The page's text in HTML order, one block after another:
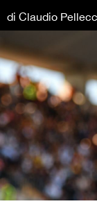
di Claudio